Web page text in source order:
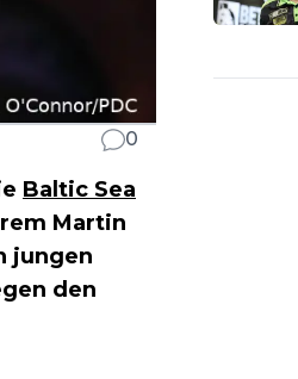
0
Baltic Sea
Martin
jungen
den